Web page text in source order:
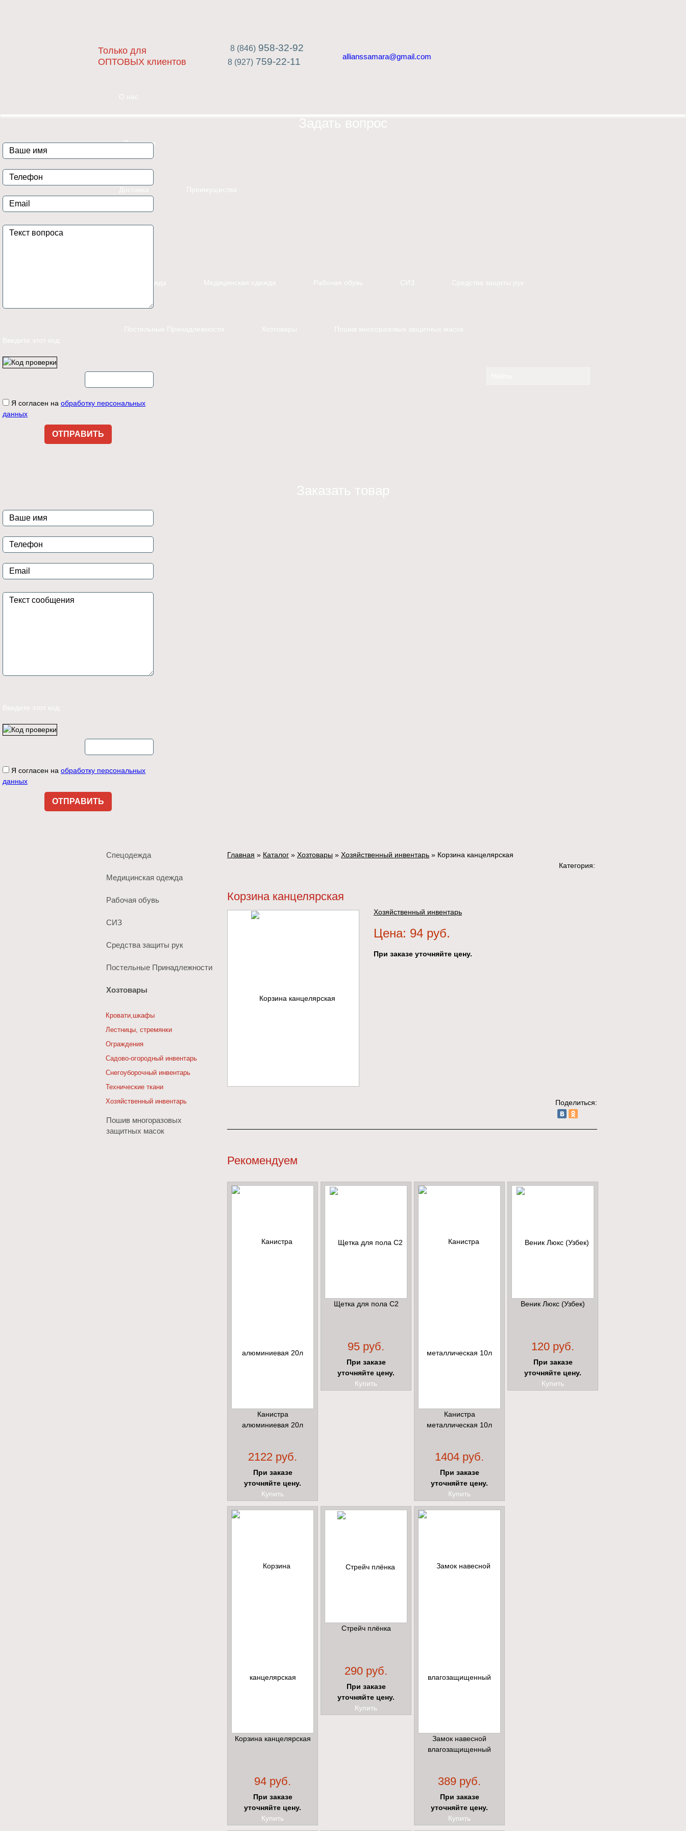
Только для
ОПТОВЫХ клиентов
8 (846) 958-32-92
8 (927) 759-22-11 allianssamara@gmail.com
О нас
Вакансии
Доставка Преимущества
Спецодежда Медицинская одежда Рабочая обувь СИЗ Средства защиты рук
Постельные Принадлежности Хозтовары Пошив многоразовых защитных масок
Задать вопрос
Введите этот код:
Я согласен на обработку персональных
данных
Заказать товар
Введите этот код:
Я согласен на обработку персональных
данных
Спецодежда
Медицинская одежда
Рабочая обувь
СИЗ
Средства защиты рук
Постельные Принадлежности
Хозтовары
Кровати,шкафы
Лестницы, стремянки
Ограждения
Садово-огородный инвентарь
Снегоуборочный инвентарь
Технические ткани
Хозяйственный инвентарь
Пошив многоразовых
защитных масок
Главная » Каталог » Хозтовары » Хозяйственный инвентарь » Корзина канцелярская
Корзина канцелярская
Категория:
Хозяйственный инвентарь
Цена: 94 руб.
При заказе уточняйте цену.
Поделиться:
Рекомендуем
Канистра
алюминиевая 20л
2122 руб.
При заказе
уточняйте цену.
Купить
Щетка для пола С2
95 руб.
При заказе
уточняйте цену.
Купить
Канистра
металлическая 10л
1404 руб.
При заказе
уточняйте цену.
Купить
Веник Люкс (Узбек)
120 руб.
При заказе
уточняйте цену.
Купить
Корзина канцелярская
94 руб.
При заказе
уточняйте цену.
Купить
Стрейч плёнка
290 руб.
При заказе
уточняйте цену.
Купить
Замок навесной
влагозащищенный
389 руб.
При заказе
уточняйте цену.
Купить